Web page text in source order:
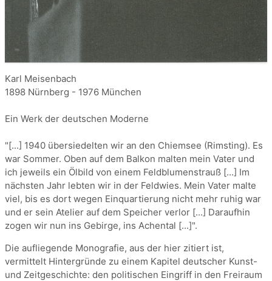
Karl Meisenbach
1898 Nürnberg - 1976 München
Ein Werk der deutschen Moderne
"[...] 1940 übersiedelten wir an den Chiemsee (Rimsting). Es
war Sommer. Oben auf dem Balkon malten mein Vater und
ich jeweils ein Ölbild von einem Feldblumenstrauß [...] Im
nächsten Jahr lebten wir in der Feldwies. Mein Vater malte
viel, bis es dort wegen Einquartierung nicht mehr ruhig war
und er sein Atelier auf dem Speicher verlor [...] Daraufhin
zogen wir nun ins Gebirge, ins Achental [...]".
Die aufliegende Monografie, aus der hier zitiert ist,
vermittelt Hintergründe zu einem Kapitel deutscher Kunst-
und Zeitgeschichte: den politischen Eingriff in den Freiraum